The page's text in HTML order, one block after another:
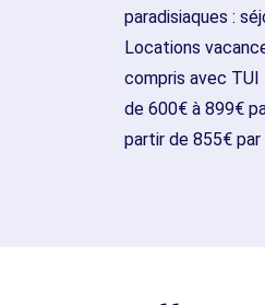
paradisiaques :
Locations
compris avec TUI
de 600€ à 899€
partir de 855€ par